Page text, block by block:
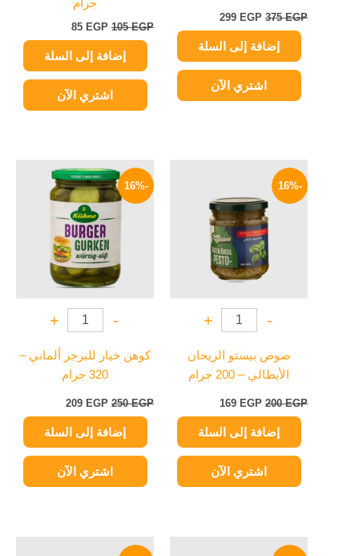
375EGP
299 EGP
إضافة إلى السلة
اشتري الآن
جرام
105EGP
85 EGP
إضافة إلى السلة
اشتري الآن
-16%
-
+
صوص بيستو الريحان
الأيطالي – 200 جرام
200EGP
200 EGP.
169 EGP
169 EGP.
إضافة إلى السلة
اشتري الآن
-16%
-
+
كوهن خيار للبرجر ألماني –
320 جرام
250EGP
السعر
الأصلي
هو:
250 EGP.
209 EGP
السعر
الحالي
هو:
209 EGP.
إضافة إلى السلة
اشتري الآن